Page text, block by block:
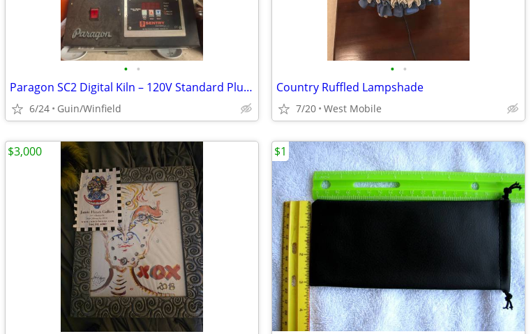
• •
Paragon SC2 Digital Kiln – 120V Standard Plug – Metal Clay, Glass, Jew
6/24 Guin/Winfield
• •
Country Ruffled Lampshade
7/20 West Mobile
$3,000 $1